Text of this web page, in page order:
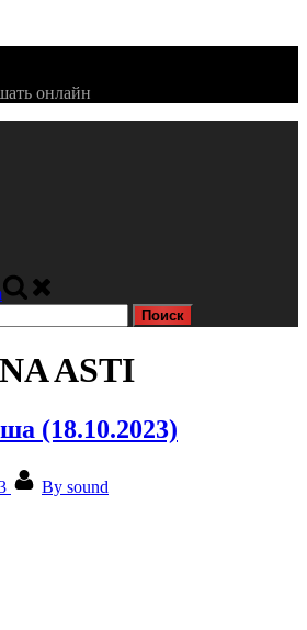
онлайн
ASTI
(18.10.2023)
By sound